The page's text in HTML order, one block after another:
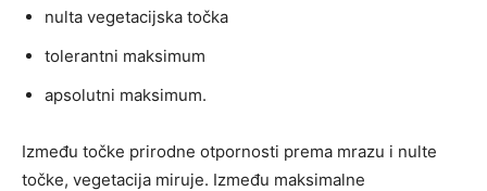
nulta vegetacijska točka
tolerantni maksimum
apsolutni maksimum.
Između točke prirodne otpornosti prema mrazu i nulte
točke, vegetacija miruje. Između maksimalne